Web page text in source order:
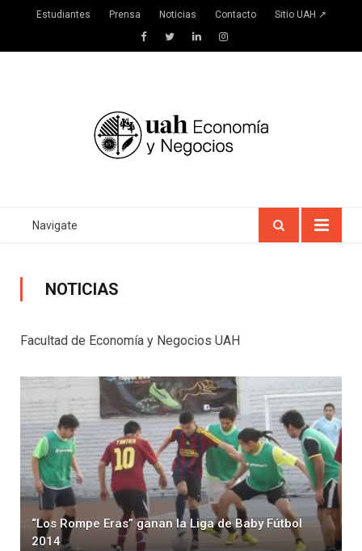
Estudiantes Prensa Noticias Contacto Sitio UAH ↗
FacebookTwitterLinkedInInstagram
Navigate
NOTICIAS
Facultad de Economía y Negocios UAH
“Los Rompe Eras” ganan la Liga de Baby Fútbol
2014